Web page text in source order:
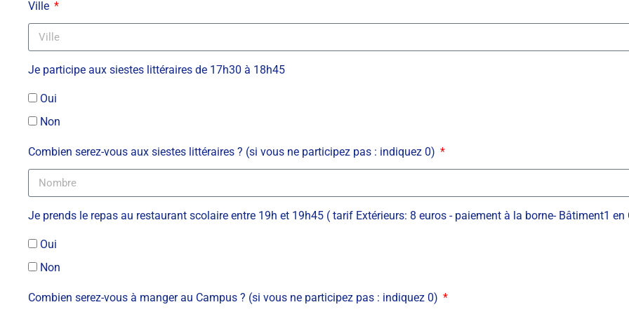
Ville
Je participe aux siestes littéraires de 17h30 à 18h45
Oui
Non
Combien serez-vous aux siestes littéraires ? (si vous ne participez pas : indiquez 0)
Je prends le repas au restaurant scolaire entre 19h et 19h45 ( tarif Extérieurs: 8 euros - paiement à la borne- Bâtiment1 en
Oui
Non
Combien serez-vous à manger au Campus ? (si vous ne participez pas : indiquez 0)